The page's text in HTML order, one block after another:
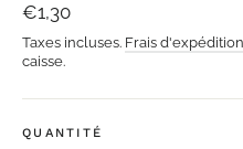
Prix
régulier
€1,30
Taxes incluses. Frais d'expédition
caisse.
QUANTITÉ